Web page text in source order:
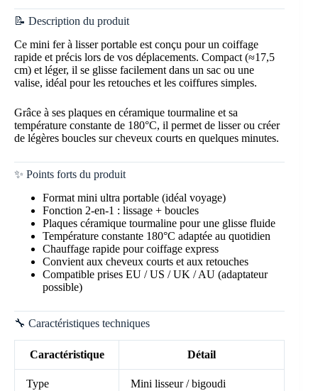
📝 Description du produit
Ce mini fer à lisser portable est conçu pour un coiffage
rapide et précis lors de vos déplacements. Compact (≈17,5
cm) et léger, il se glisse facilement dans un sac ou une
valise, idéal pour les retouches et les coiffures simples.
Grâce à ses plaques en céramique tourmaline et sa
température constante de 180°C, il permet de lisser ou créer
de légères boucles sur cheveux courts en quelques minutes.
✨ Points forts du produit
Format mini ultra portable (idéal voyage)
Fonction 2-en-1 : lissage + boucles
Plaques céramique tourmaline pour une glisse fluide
Température constante 180°C adaptée au quotidien
Chauffage rapide pour coiffage express
Convient aux cheveux courts et aux retouches
Compatible prises EU / US / UK / AU (adaptateur
possible)
🔧 Caractéristiques techniques
Caractéristique Détail
Type Mini lisseur / bigoudi